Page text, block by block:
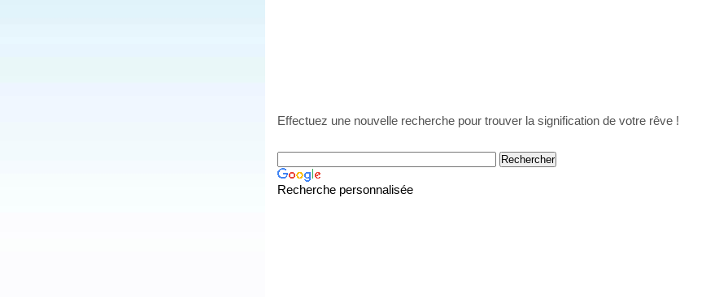
Effectuez une nouvelle recherche pour trouver la signification de votre rêve !
Recherche personnalisée